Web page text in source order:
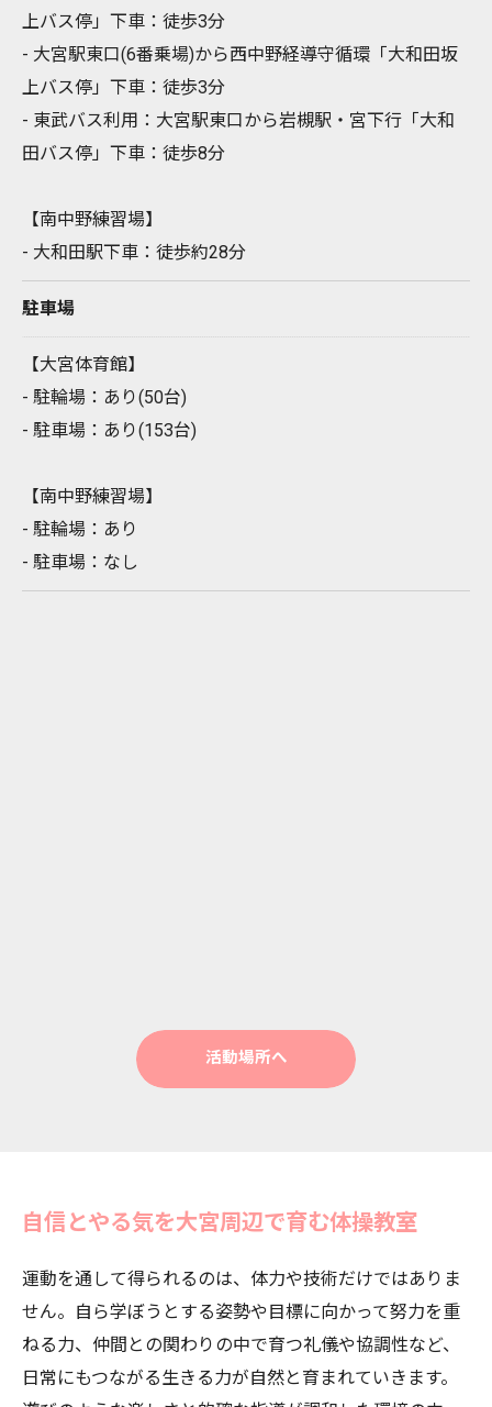
上バス停」下車：徒歩3分
- 大宮駅東口(6番乗場)から西中野経導守循環「大和田坂
上バス停」下車：徒歩3分
- 東武バス利用：大宮駅東口から岩槻駅・宮下行「大和
田バス停」下車：徒歩8分
【南中野練習場】
- 大和田駅下車：徒歩約28分
駐車場
【大宮体育館】
- 駐輪場：あり(50台)
- 駐車場：あり(153台)
【南中野練習場】
- 駐輪場：あり
- 駐車場：なし
活動場所へ
自信とやる気を大宮周辺で育む体操教室
運動を通して得られるのは、体力や技術だけではありま
せん。自ら学ぼうとする姿勢や目標に向かって努力を重
ねる力、仲間との関わりの中で育つ礼儀や協調性など、
日常にもつながる生きる力が自然と育まれていきます。